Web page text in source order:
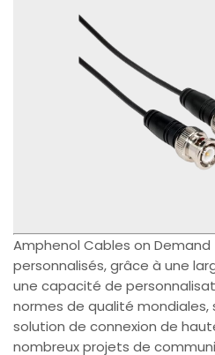
Amphenol Cables on
personnalisés, grâce à une
une capacité de
normes de qualité mondiales,
solution de connexion de
nombreux projets de